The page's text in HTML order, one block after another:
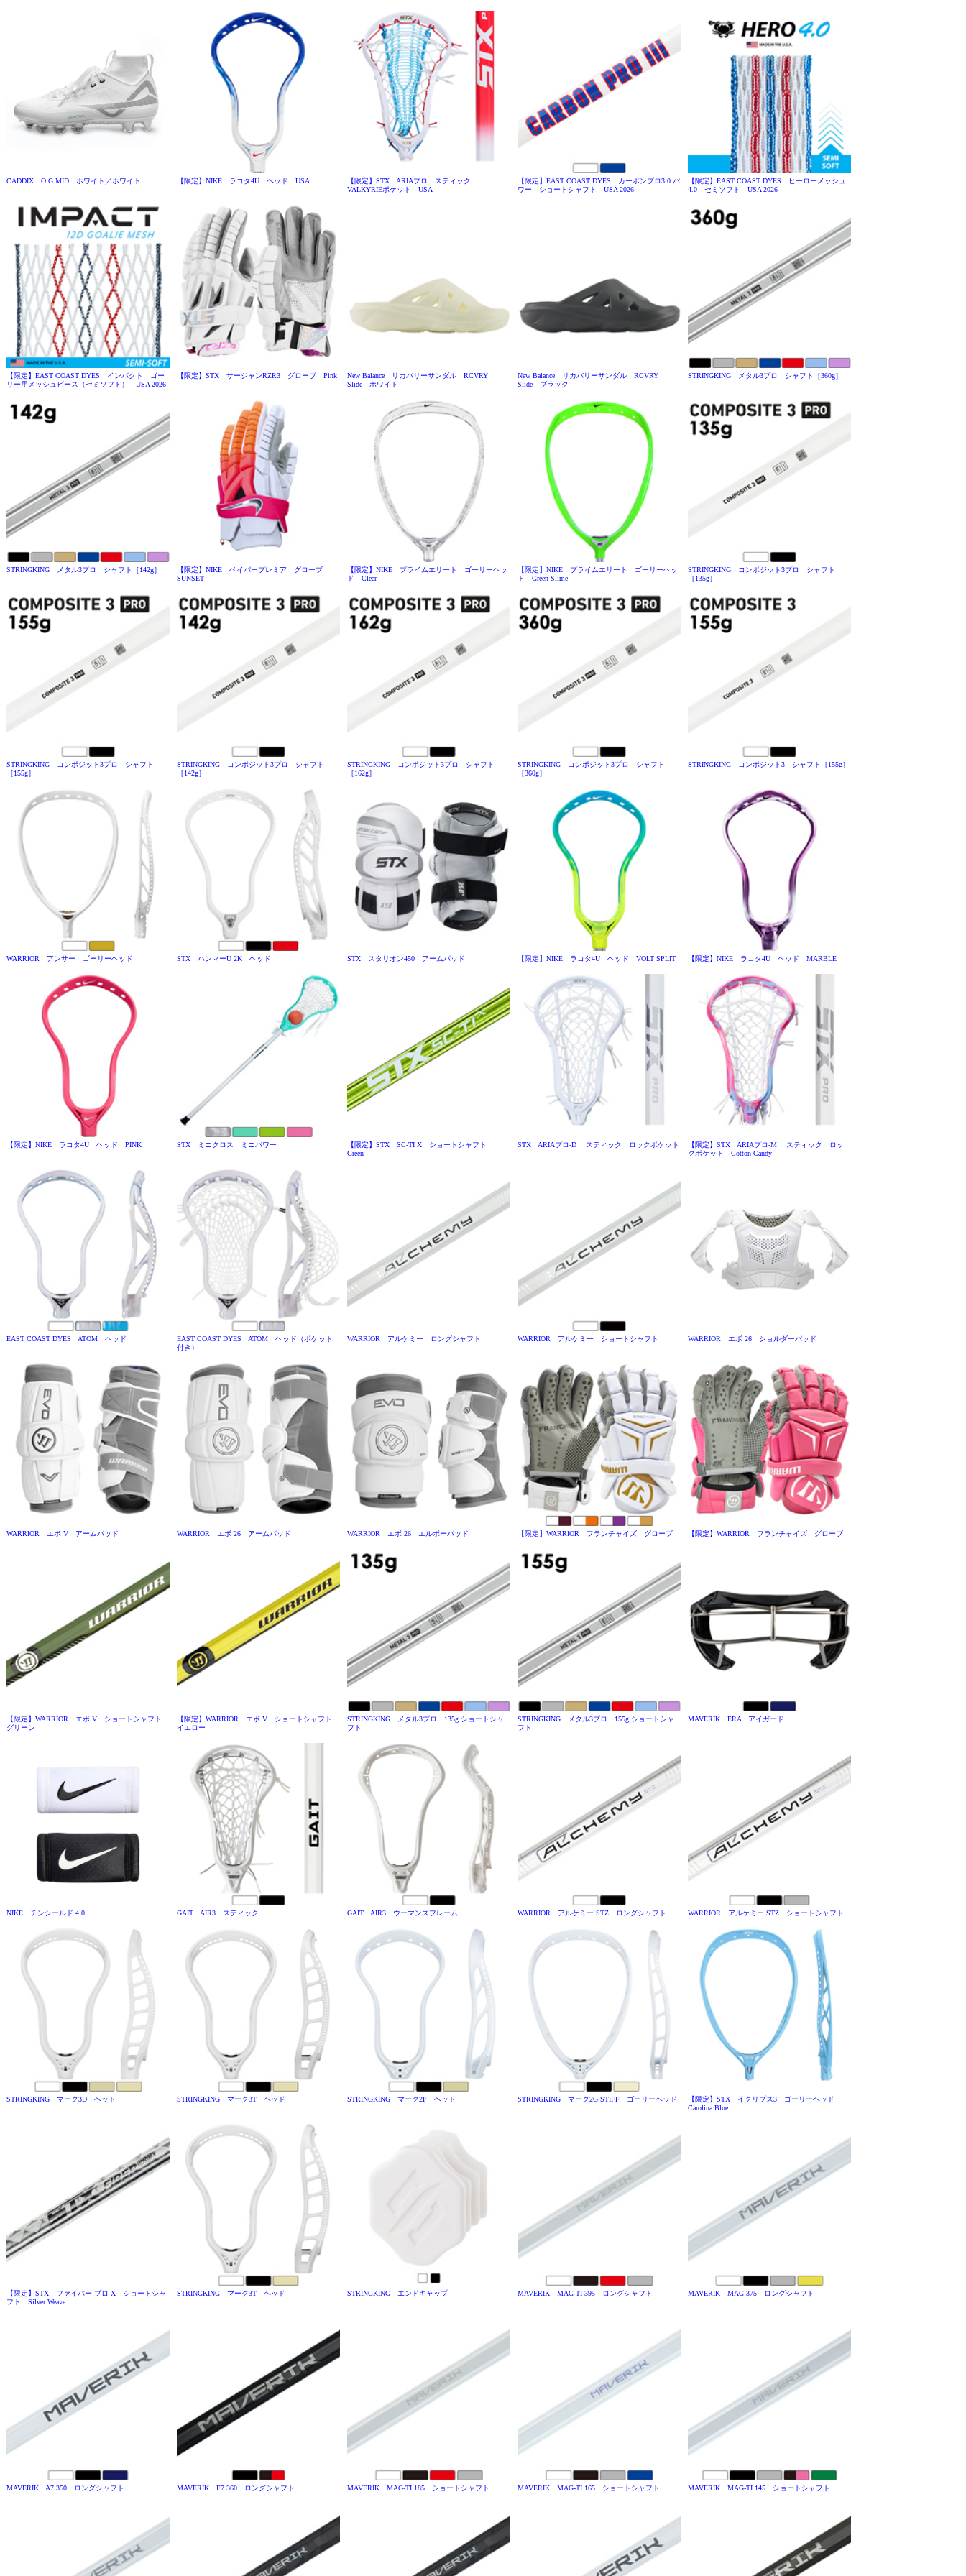
CADDIX O.G MID ホワイト／ホワイト 【限定】NIKE ラコタ4U ヘッド USA
【限定】STX ARIAプロ スティック
VALKYRIEポケット USA
【限定】EAST COAST DYES カーボンプロ3.0 パ
ワー ショートシャフト USA 2026
【限定】EAST COAST DYES ヒーローメッシュ
4.0 セミソフト USA 2026
【限定】EAST COAST DYES インパクト ゴー
リー用メッシュピース（セミソフト） USA 2026
【限定】STX サージャンRZR3 グローブ Pink
New Balance リカバリーサンダル RCVRY
Slide ホワイト
New Balance リカバリーサンダル RCVRY
Slide ブラック
STRINGKING メタル3プロ シャフト［360g］
STRINGKING メタル3プロ シャフト［142g］
【限定】NIKE ベイパープレミア グローブ
SUNSET
【限定】NIKE プライムエリート ゴーリーヘッ
ド Clear
【限定】NIKE プライムエリート ゴーリーヘッ
ド Green Slime
STRINGKING コンポジット3プロ シャフト
［135g］
STRINGKING コンポジット3プロ シャフト
［155g］
STRINGKING コンポジット3プロ シャフト
［142g］
STRINGKING コンポジット3プロ シャフト
［162g］
STRINGKING コンポジット3プロ シャフト
［360g］
STRINGKING コンポジット3 シャフト［155g］
WARRIOR アンサー ゴーリーヘッド STX ハンマーU 2K ヘッド STX スタリオン450 アームパッド 【限定】NIKE ラコタ4U ヘッド VOLT SPLIT 【限定】NIKE ラコタ4U ヘッド MARBLE
【限定】NIKE ラコタ4U ヘッド PINK STX ミニクロス ミニパワー
【限定】STX SC-TI X ショートシャフト
Green
STX ARIAプロ-D スティック ロックポケット
【限定】STX ARIAプロ-M スティック ロッ
クポケット Cotton Candy
EAST COAST DYES ATOM ヘッド
EAST COAST DYES ATOM ヘッド（ポケット
付き）
WARRIOR アルケミー ロングシャフト WARRIOR アルケミー ショートシャフト WARRIOR エボ 26 ショルダーパッド
WARRIOR エボ V アームパッド WARRIOR エボ 26 アームパッド WARRIOR エボ 26 エルボーパッド 【限定】WARRIOR フランチャイズ グローブ 【限定】WARRIOR フランチャイズ グローブ
【限定】WARRIOR エボ V ショートシャフト
グリーン
【限定】WARRIOR エボ V ショートシャフト
イエロー
STRINGKING メタル3プロ 135g ショートシャ
フト
STRINGKING メタル3プロ 155g ショートシャ
フト
MAVERIK ERA アイガード
NIKE チンシールド 4.0 GAIT AIR3 スティック GAIT AIR3 ウーマンズフレーム WARRIOR アルケミー STZ ロングシャフト WARRIOR アルケミー STZ ショートシャフト
STRINGKING マーク3D ヘッド STRINGKING マーク3T ヘッド STRINGKING マーク2F ヘッド STRINGKING マーク2G STIFF ゴーリーヘッド
【限定】STX イクリプス3 ゴーリーヘッド
Carolina Blue
【限定】STX ファイバー プロ X ショートシャ
フト Silver Weave
STRINGKING マーク3T ヘッド STRINGKING エンドキャップ MAVERIK MAG-TI 395 ロングシャフト MAVERIK MAG 375 ロングシャフト
MAVERIK A7 350 ロングシャフト MAVERIK F7 360 ロングシャフト MAVERIK MAG-TI 185 ショートシャフト MAVERIK MAG-TI 165 ショートシャフト MAVERIK MAG-TI 145 ショートシャフト